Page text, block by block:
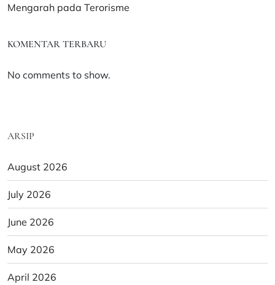
Mengarah pada Terorisme
KOMENTAR TERBARU
No comments to show.
ARSIP
August 2026
July 2026
June 2026
May 2026
April 2026